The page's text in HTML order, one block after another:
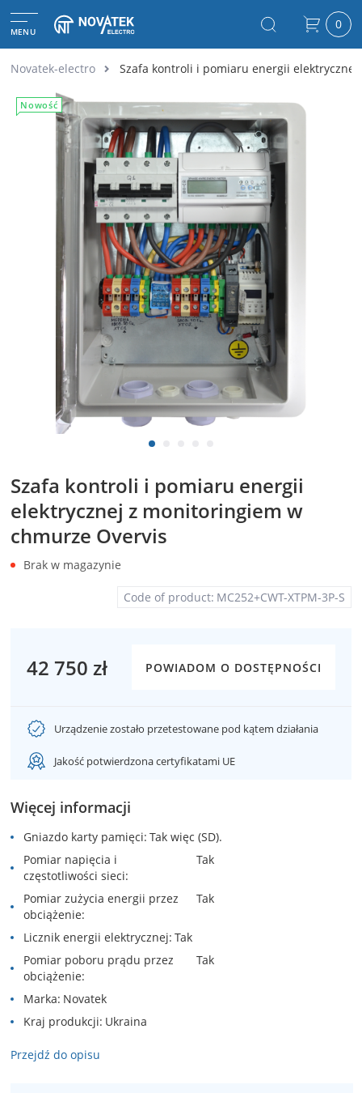
MENU 0
Novatek-electro Szafa kontroli i pomiaru energii
Nowość
Szafa kontroli i pomiaru energii
elektrycznej z monitoringiem w
chmurze Overvis
Code of product: MC252+CWT-XTPM-3P-S
Brak w magazynie
42 750 zł POWIADOM O DOSTĘPNOŚCI
Urządzenie zostało przetestowane pod kątem działania
Jakość potwierdzona certyfikatami UE
Więcej informacji
Gniazdo karty pamięci Tak więc (SD).
Pomiar napięcia i
częstotliwości sieci
Tak
Pomiar zużycia energii przez
obciążenie
Tak
Licznik energii elektrycznej Tak
Pomiar poboru prądu przez
obciążenie
Tak
Marka Novatek
Kraj produkcji Ukraina
Przejdź do opisu